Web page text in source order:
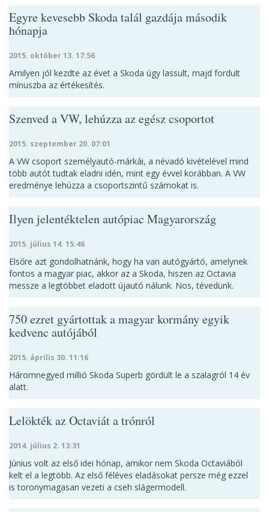
Egyre kevesebb Skoda talál gazdája második
hónapja
2015. október 13. 17:56
Amilyen jól kezdte az évet a Skoda úgy lassult, majd fordult
mínuszba az értékesítés.
Szenved a VW, lehúzza az egész csoportot
2015. szeptember 20. 07:01
A VW csoport személyautó-márkái, a névadó kivételével mind
több autót tudtak eladni idén, mint egy évvel korábban. A VW
eredménye lehúzza a csoportszintű számokat is.
Ilyen jelentéktelen autópiac Magyarország
2015. július 14. 15:46
Elsőre azt gondolhatnánk, hogy ha van autógyártó, amelynek
fontos a magyar piac, akkor az a Skoda, hiszen az Octavia
messze a legtöbbet eladott újautó nálunk. Nos, tévedünk.
750 ezret gyártottak a magyar kormány egyik
kedvenc autójából
2015. április 30. 11:16
Háromnegyed millió Skoda Superb gördült le a szalagról 14 év
alatt.
Lelökték az Octaviát a trónról
2014. július 2. 13:31
Június volt az első idei hónap, amikor nem Skoda Octaviából
kelt el a legtöbb. Az első féléves eladásokat persze még ezzel
is toronymagasan vezeti a cseh slágermodell.